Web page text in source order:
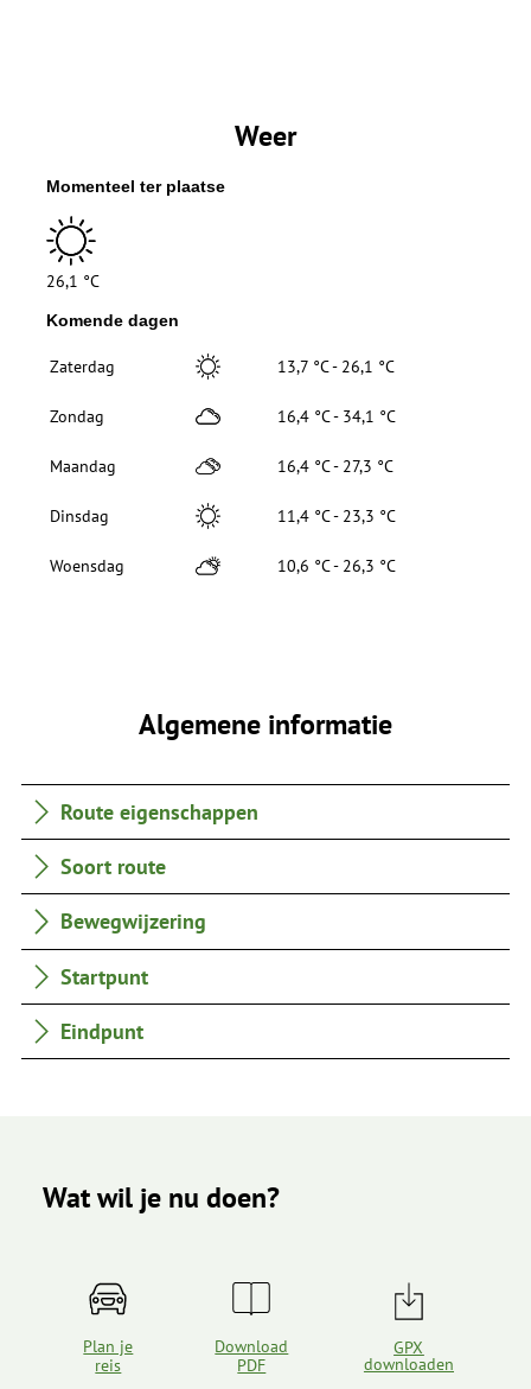
Weer
Momenteel ter plaatse
26,1 °C
Komende dagen
Zaterdag 13,7 °C - 26,1 °C
Zondag 16,4 °C - 34,1 °C
Maandag 16,4 °C - 27,3 °C
Dinsdag 11,4 °C - 23,3 °C
Woensdag 10,6 °C - 26,3 °C
Algemene informatie
Route eigenschappen
Soort route
Bewegwijzering
Startpunt
Eindpunt
Wat wil je nu doen?
Plan je
reis
Download
PDF
GPX
downloaden